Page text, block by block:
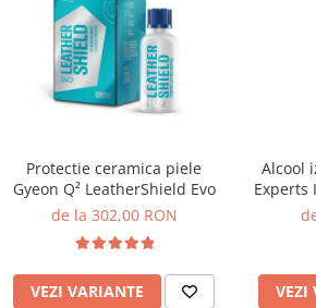
Protectie ceramica piele
Gyeon Q² LeatherShield Evo
de la 302,00 RON
VEZI VARIANTE
Alcool
Experts
VEZI